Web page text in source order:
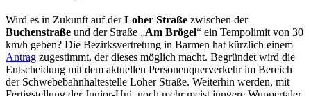
Wird es in Zukunft auf derLoher Straße zwischen der
Buchenstraße und der Straße „Am Brögel“ ein Tempolimit von 30
km/h geben? Die Bezirksvertretung in Barmen hat kürzlich einem
Antrag zugestimmt, der dieses möglich macht. Begründet wird die
Entscheidung mit dem aktuellen Personenquerverkehr im Bereich
der Schwebebahnhaltestelle Loher Straße. Weiterhin werden, mit